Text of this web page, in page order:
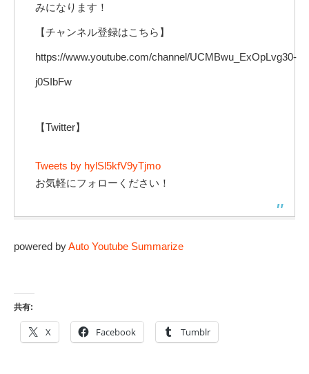
みになります！
【チャンネル登録はこちら】
https://www.youtube.com/channel/UCMBwu_ExOpLvg30-
j0SIbFw
【Twitter】
Tweets by hylSl5kfV9yTjmo
お気軽にフォローください！
powered byAuto Youtube Summarize
共有:
X Facebook Tumblr